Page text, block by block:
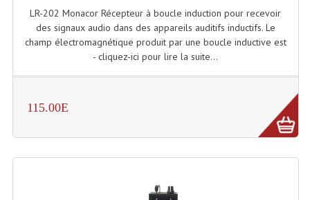
Selecteurs Audio Vidéo
Amplificateurs
Amplificateurs Multi-Canaux
LR-202 Monacor Récepteur à boucle induction pour recevoir
des signaux audio dans des appareils auditifs inductifs. Le
champ électromagnétique produit par une boucle inductive est
- cliquez-ici pour lire la suite...
115.00E